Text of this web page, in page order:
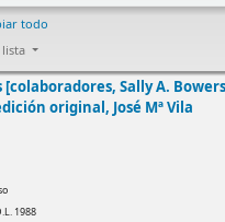
todo
[colaboradores, Sally A. Bowers
original, José Mª Vila
1988